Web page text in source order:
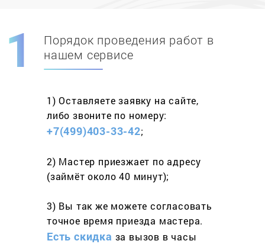
Скидка при первомзаказе на адрес
составит 15%
Работаем более 10 лет
весь спектр услуг
Порядок проведения работ в
нашем сервисе
1) Оставляете заявку на сайте,
либо звоните по номеру:
+7(499)403-33-42;
2) Мастер приезжает по адресу
(займёт около 40 минут);
3) Вы так же можете согласовать
точное время приезда мастера.
Есть скидка за вызов в часы